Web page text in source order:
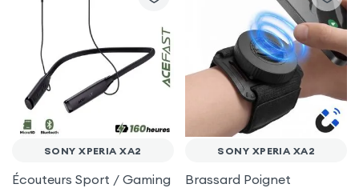
SONY XPERIA XA2
Écouteurs Sport / Gaming
SONY XPERIA XA2
Brassard Poignet